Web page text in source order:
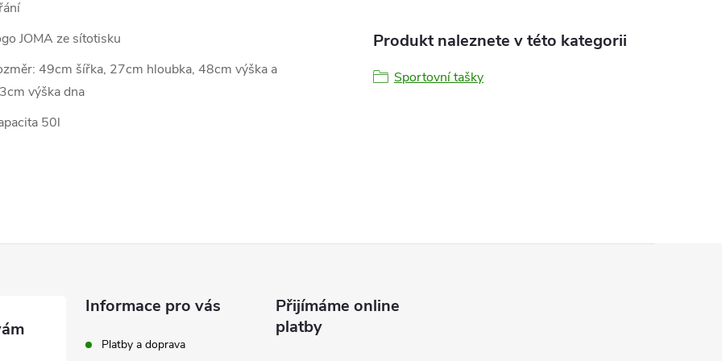
JOMA ze sítotisku
49cm šířka, 27cm hloubka, 48cm výška a
výška dna
50l
Produkt naleznete v této kategorii
Sportovní tašky
Informace pro vás
Platby a doprava
Přijímáme online
platby